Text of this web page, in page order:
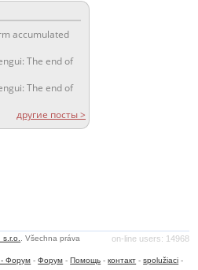
accumulated
The end of
The end of
другие посты >
on-line users: 14968
. Všechna práva
- Форум -Форум -Помощь -контакт -spolužiaci -